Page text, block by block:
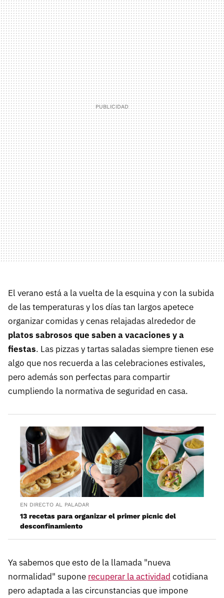
El verano está a la vuelta de la esquina y con la subida
de las temperaturas y los días tan largos apetece
organizar comidas y cenas relajadas alrededor de
platos sabrosos que saben a vacaciones y a
fiestas. Las pizzas y tartas saladas siempre tienen ese
algo que nos recuerda a las celebraciones estivales,
pero además son perfectas para compartir
cumpliendo la normativa de seguridad en casa.
EN DIRECTO AL PALADAR
13 recetas para organizar el primer picnic del
desconfinamiento
Ya sabemos que esto de la llamada "nueva
normalidad" supone recuperar la actividad cotidiana
pero adaptada a las circunstancias que impone